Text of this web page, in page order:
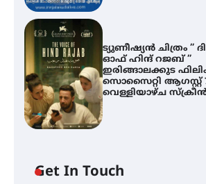
ട്യുണീഷ്യൻ ചിത്രം ”
ഓഫ് ഹിന്ദ് റജബ് ”
ഇരിങ്ങാലക്കുട
സൊസൈറ്റി ആഗസ്റ്റ്
വെള്ളിയാഴ്ച
Get In Touch
അവധി